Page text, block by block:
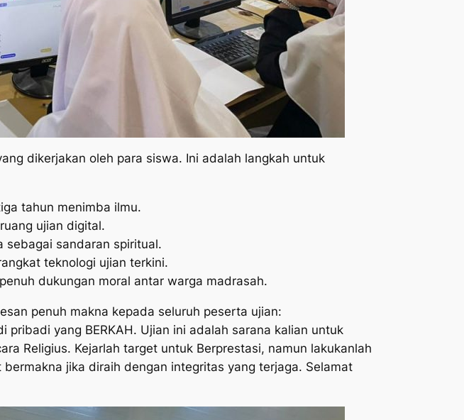
dikerjakan oleh para siswa. Ini adalah langkah untuk
tahun menimba ilmu.
ujian digital.
sebagai sandaran spiritual.
teknologi ujian terkini.
dukungan moral antar warga madrasah.
penuh makna kepada seluruh peserta ujian:
yang BERKAH. Ujian ini adalah sarana kalian untuk
Religius. Kejarlah target untuk Berprestasi, namun lakukanlah
jika diraih dengan integritas yang terjaga. Selamat